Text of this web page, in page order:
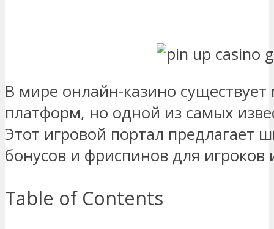
В мире онлайн-казино
платформ, но одной из самых
Этот игровой портал предлагает
бонусов и фриспинов для игроков
Table of Contents